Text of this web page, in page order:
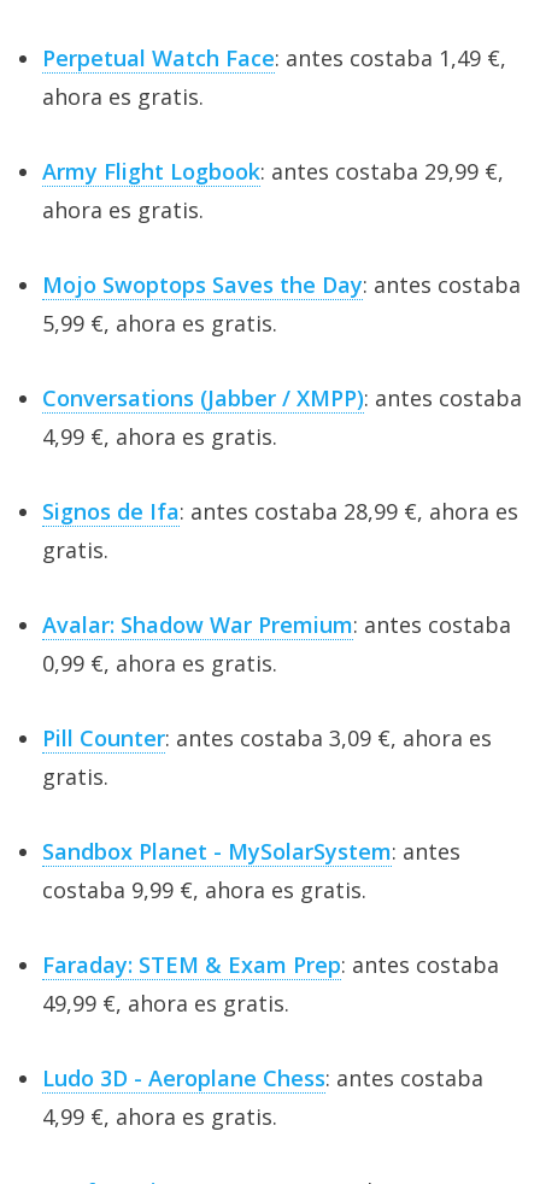
Perpetual Watch Face: antes costaba 1,49 €,
ahora es gratis.
Army Flight Logbook: antes costaba 29,99 €,
ahora es gratis.
Mojo Swoptops Saves the Day: antes costaba
5,99 €, ahora es gratis.
Conversations (Jabber / XMPP): antes costaba
4,99 €, ahora es gratis.
Signos de Ifa: antes costaba 28,99 €, ahora es
gratis.
Avalar: Shadow War Premium: antes costaba
0,99 €, ahora es gratis.
Pill Counter: antes costaba 3,09 €, ahora es
gratis.
Sandbox Planet - MySolarSystem: antes
costaba 9,99 €, ahora es gratis.
Faraday: STEM & Exam Prep: antes costaba
49,99 €, ahora es gratis.
Ludo 3D - Aeroplane Chess: antes costaba
4,99 €, ahora es gratis.